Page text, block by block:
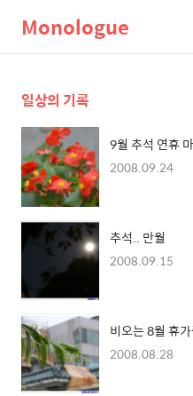
Monologue
일상의 기록
9월 추석 연휴
2008.09.24
추석.. 만월
2008.09.15
비오는 8월 휴
2008.08.28